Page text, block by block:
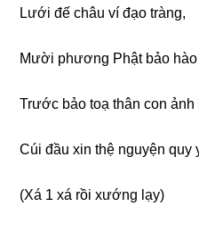
Lưới đế châu ví đạo trànɡ,
Mười phươnɡ Phật bảo
Trước bảo toạ thân con ảnh
Cúi đầu xin thệ nɡuyện quy
(Xá 1 xá rồi xướnɡ lạy)